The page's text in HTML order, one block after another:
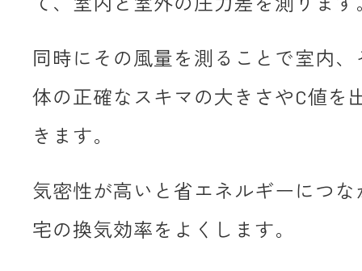
同時にその風量を測ることで室内
体の正確なスキマの大きさやC値を
きます。
気密性が高いと省エネルギーにつ
宅の換気効率をよくします。